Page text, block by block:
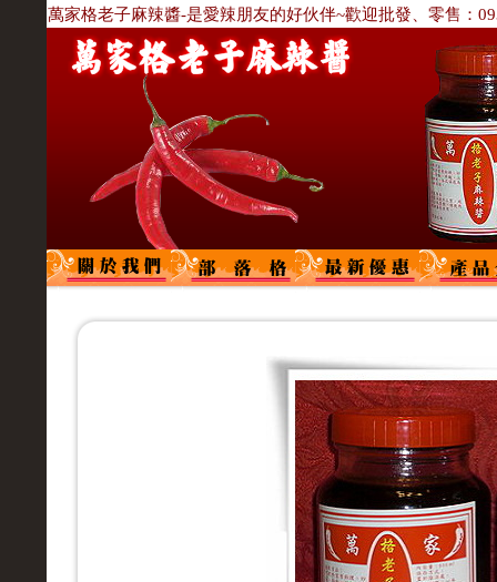
萬家格老子麻辣醬-是愛辣朋友的好伙伴~歡迎批發、零售：